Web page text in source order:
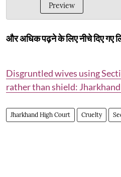
Preview
और अधिक पढ़ने के लिए नीचे दिए गए
Disgruntled wives using
rather than shield:
Jharkhand High Court Cruelty